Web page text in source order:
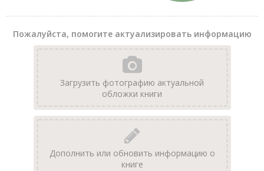
Пожалуйста, помогите актуализировать информацию
Загрузить фотографию актуальной
обложки книги
Дополнить или обновить информацию о
книге